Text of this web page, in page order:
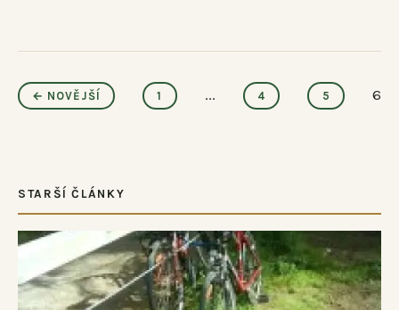
← NOVĚJŠÍ 1 ... 4 5 6
STARŠÍ ČLÁNKY